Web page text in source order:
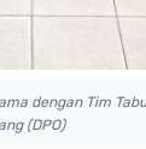
dengan Tim
(DPO)